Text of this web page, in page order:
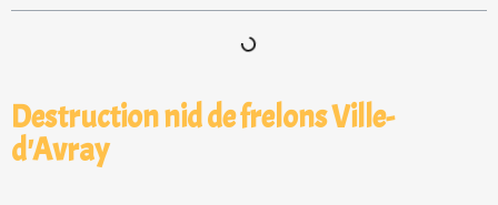
Destruction nid de frelons Ville-
d'Avray